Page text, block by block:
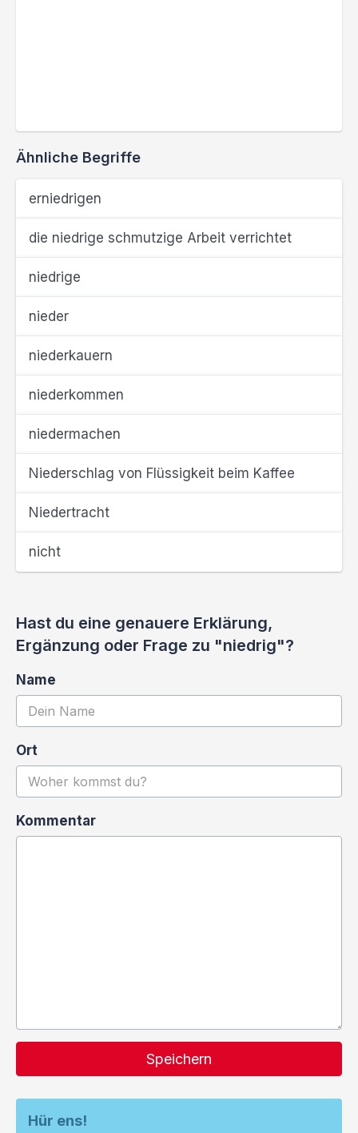
Ähnliche Begriffe
erniedrigen
die niedrige schmutzige Arbeit verrichtet
niedrige
nieder
niederkauern
niederkommen
niedermachen
Niederschlag von Flüssigkeit beim Kaffee
Niedertracht
nicht
Hast du eine genauere Erklärung,
Ergänzung oder Frage zu "niedrig"?
Name
Ort
Kommentar
Speichern
Hür ens!